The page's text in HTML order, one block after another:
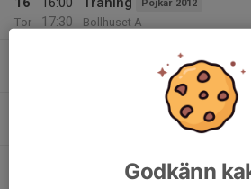
Tor
17:30
Pojkar 2012
Bollhuset A
Träning Fäladshallen B
Fäladshallen B
Pojkar 2015/2016
Träning Flickor 2014
Fäladshallen CGodkänn